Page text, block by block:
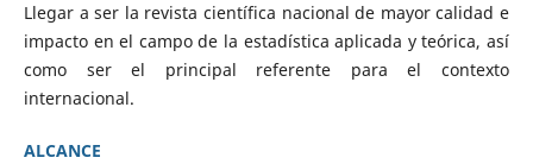
Llegar a ser la revista científica nacional de mayor calidad e
impacto en el campo de la estadística aplicada y teórica, así
como ser el principal referente para el contexto
internacional.
ALCANCE